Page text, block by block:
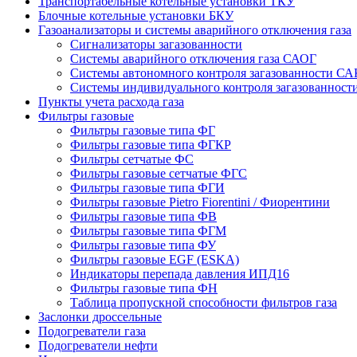
Блочные котельные установки БКУ
Газоанализаторы и системы аварийного отключения газа
Сигнализаторы загазованности
Системы аварийного отключения газа САОГ
Системы автономного контроля загазованности
Системы индивидуального контроля
Пункты учета расхода газа
Фильтры газовые
Фильтры газовые типа ФГ
Фильтры газовые типа ФГКР
Фильтры сетчатые ФС
Фильтры газовые сетчатые ФГС
Фильтры газовые типа ФГИ
Фильтры газовые Pietro Fiorentini / Фиорентини
Фильтры газовые типа ФВ
Фильтры газовые типа ФГМ
Фильтры газовые типа ФУ
Фильтры газовые EGF (ESKA)
Индикаторы перепада давления ИПД16
Фильтры газовые типа ФН
Таблица пропускной способности фильтров газа
Заслонки дроссельные
Подогреватели газа
Подогреватели нефти